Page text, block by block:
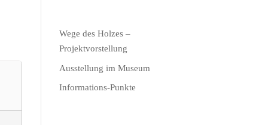
Wege des Holzes –
Projektvorstellung
Ausstellung im Museum
Informations-Punkte